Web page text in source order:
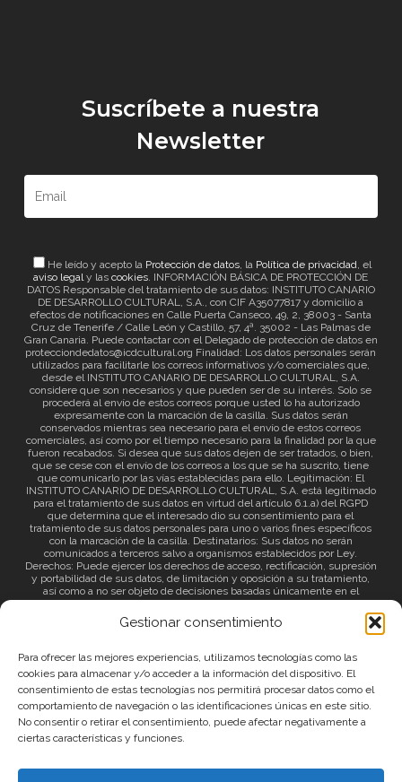
Gestionar consentimiento
Para ofrecer las mejores experiencias, utilizamos tecnologías como las
cookies para almacenar y/o acceder a la información del dispositivo. El
consentimiento de estas tecnologías nos permitirá procesar datos como el
comportamiento de navegación o las identificaciones únicas en este sitio.
No consentir o retirar el consentimiento, puede afectar negativamente a
ciertas características y funciones.
Suscríbete a nuestra
Newsletter
He leído y acepto la Protección de datos, la Política de privacidad, el
aviso legaly lascookies. INFORMACIÓN BÁSICA DE PROTECCIÓN DE
DATOS Responsable del tratamiento de sus datos: INSTITUTO CANARIO
DE DESARROLLO CULTURAL, S.A., con CIF A35077817 y domicilio a
efectos de notificaciones en Calle Puerta Canseco, 49, 2, 38003 - Santa
Cruz de Tenerife / Calle León y Castillo, 57, 4ª. 35002 - Las Palmas de
Gran Canaria. Puede contactar con el Delegado de protección de datos en
protecciondedatos@icdcultural.org Finalidad: Los datos personales serán
utilizados para facilitarle los correos informativos y/o comerciales que,
desde el INSTITUTO CANARIO DE DESARROLLO CULTURAL, S.A.
considere que son necesarios y que pueden ser de su interés. Solo se
procederá al envío de estos correos porque usted lo ha autorizado
expresamente con la marcación de la casilla. Sus datos serán
conservados mientras sea necesario para el envío de estos correos
comerciales, así como por el tiempo necesario para la finalidad por la que
fueron recabados. Si desea que sus datos dejen de ser tratados, o bien,
que se cese con el envío de los correos a los que se ha suscrito, tiene
que comunicarlo por las vías establecidas para ello. Legitimación: El
INSTITUTO CANARIO DE DESARROLLO CULTURAL, S.A. está legitimado
para el tratamiento de sus datos en virtud del artículo 6.1.a) del RGPD
que determina que el interesado dio su consentimiento para el
tratamiento de sus datos personales para uno o varios fines específicos
con la marcación de la casilla. Destinatarios: Sus datos no serán
comunicados a terceros salvo a organismos establecidos por Ley.
Derechos: Puede ejercer los derechos de acceso, rectificación, supresión
y portabilidad de sus datos, de limitación y oposición a su tratamiento,
así como a no ser objeto de decisiones basadas únicamente en el
tratamiento automatizado de sus datos y revocar el consentimiento
prestado. Información adicional: Puede consultar la información adicional
a través del siguienteenlace.
© 2026 Canary Islands Film.